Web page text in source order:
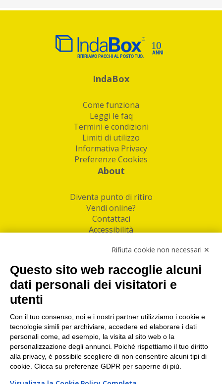
IndaBox
Come funziona
Leggi le faq
Termini e condizioni
Limiti di utilizzo
Informativa Privacy
Preferenze Cookies
About
Diventa punto di ritiro
Vendi online?
Contattaci
Accessibilità
Facebook
Linkedin
I nostri punti di ritiro e spedizione pacchi nelle
maggiori città italiane
Torino|Milano|Roma|Bologna|Firenze| Genova
Napoli|Varese
Rifiuta cookie non necessari ✕
Questo sito web raccoglie alcuni
dati personali dei visitatori e
utenti
Con il tuo consenso, noi e i nostri partner utilizziamo i cookie e
tecnologie simili per archiviare, accedere ed elaborare i dati
personali come, ad esempio, la visita al sito web o la
personalizzazione degli annunci. Poiché rispettiamo il tuo diritto
alla privacy, è possibile scegliere di non consentire alcuni tipi di
cookie. Clicca su preferenze GDPR per saperne di più.